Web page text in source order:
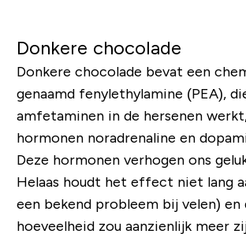
Donkere chocolade
Donkere chocolade bevat een
genaamd fenylethylamine (PEA),
amfetaminen in de hersenen
hormonen noradrenaline en
Deze hormonen verhogen ons
Helaas houdt het effect niet lang
een bekend probleem bij velen) en
hoeveelheid zou aanzienlijk meer